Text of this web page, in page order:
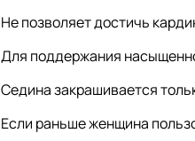
Не позволяет достичь
Для поддержания
Седина закрашивается
Если раньше женщина